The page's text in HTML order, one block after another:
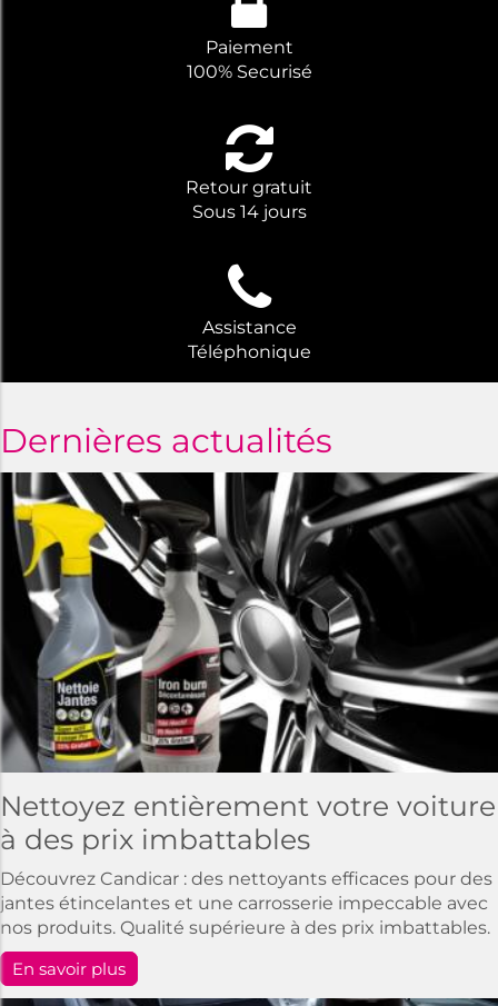
Paiement
100% Securisé
Retour gratuit
Sous 14 jours
Assistance
Téléphonique
Dernières actualités
Nettoyez entièrement votre voiture
à des prix imbattables
Découvrez Candicar : des nettoyants efficaces pour des
jantes étincelantes et une carrosserie impeccable avec
nos produits. Qualité supérieure à des prix imbattables.
En savoir plus